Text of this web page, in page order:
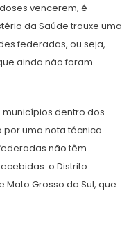
vencerem, é
da Saúde trouxe uma
federadas, ou seja,
ainda não foram
dentro dos
uma nota técnica
não têm
o Distrito
Grosso do Sul, que